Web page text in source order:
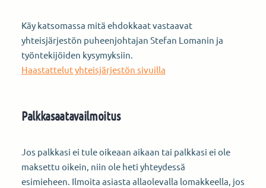
Käy katsomassa mitä ehdokkaat vastaavat
yhteisjärjestön puheenjohtajan Stefan Lomanin ja
työntekijöiden kysymyksiin.
Haastattelut yhteisjärjestön sivuilla
Palkkasaatavailmoitus
Jos palkkasi ei tule oikeaan aikaan tai palkkasi ei ole
maksettu oikein, niin ole heti yhteydessä
esimieheen. Ilmoita asiasta allaolevalla lomakkeella, jos